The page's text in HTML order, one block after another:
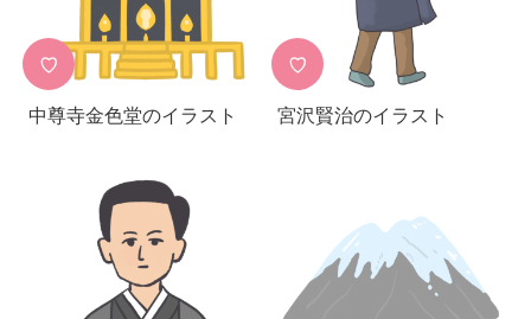
♡
中尊寺金色堂のイラスト
♡
宮沢賢治のイラスト